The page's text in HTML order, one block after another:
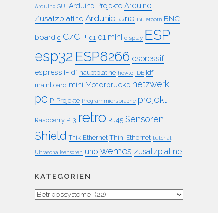
Arduino GUI Arduino Projekte Arduino
Zusatzplatine Ardunio Uno Bluetooth BNC
board c C/C++ d1 d1 mini display ESP
esp32 ESP8266 espressif
espressif-idf hauptplatine howto IDE idf
mainboard mini Motorbrücke netzwerk
pc PI Projekte Programmiersprache projekt
Raspberry PI 3 retro RJ45 Sensoren
Shield Thik-Ethernet Thin-Ethernet tutorial
Ultraschallsensoren uno wemos zusatzplatine
KATEGORIEN
Kategorien